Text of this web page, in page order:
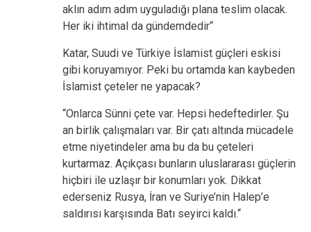
aklın adım adım uyguladığı plana teslim olacak.
Her iki ihtimal da gündemdedir“
Katar, Suudi ve Türkiye İslamist güçleri eskisi
gibi koruyamıyor. Peki bu ortamda kan kaybeden
İslamist çeteler ne yapacak?
“Onlarca Sünni çete var. Hepsi hedeftedirler. Şu
an birlik çalışmaları var. Bir çatı altında mücadele
etme niyetindeler ama bu da bu çeteleri
kurtarmaz. Açıkçası bunların uluslararası güçlerin
hiçbiri ile uzlaşır bir konumları yok. Dikkat
ederseniz Rusya, İran ve Suriye’nin Halep’e
saldırısı karşısında Batı seyirci kaldı.“